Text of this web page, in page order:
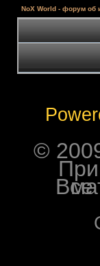
NoX World - форум об
Все